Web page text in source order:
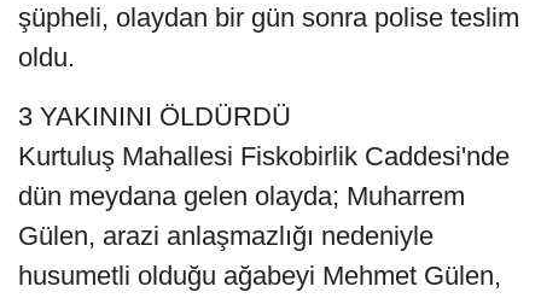
şüpheli, olaydan bir gün sonra polise teslim
oldu.
3 YAKININI ÖLDÜRDÜ
Kurtuluş Mahallesi Fiskobirlik Caddesi'nde
dün meydana gelen olayda; Muharrem
Gülen, arazi anlaşmazlığı nedeniyle
husumetli olduğu ağabeyi Mehmet Gülen,